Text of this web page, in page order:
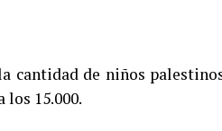
cantidad de niños
15.000.